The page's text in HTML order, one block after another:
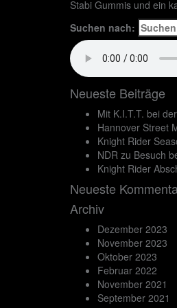
Stabi Gummis und ein
Suchen nach:
Neueste Beiträge
Mit K.I.T.T. bei
Hannover Street
Knight Rider
NDR zu Besuch
Knight Rider
Neueste
Archiv
Dezember 2023
November 2023
Oktober 2023
Februar 2022
November 2021
September 2021